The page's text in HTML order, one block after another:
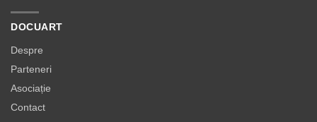
DOCUART
Despre
Parteneri
Asociație
Contact